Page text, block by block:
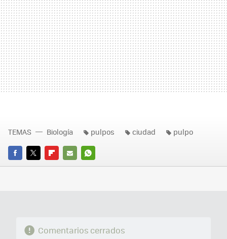
FACEBOOK
TWITTERFLIPBOARD
E-
WHATSAPP
TEMAS Biología pulpos ciudad pulpo
Comentarios cerrados